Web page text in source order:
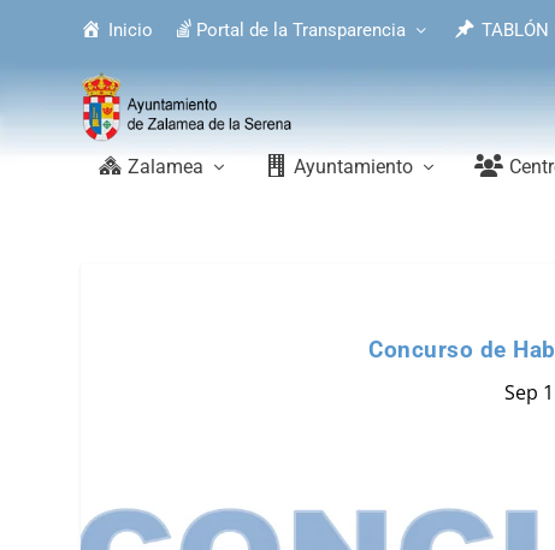
Inicio Portal de la Transparencia TABLÓN
Zalamea Ayuntamiento
Concurso de
Sep